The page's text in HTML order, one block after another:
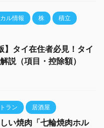
ル情報 株 積立
】タイ在住者必見！タイ
説（項目・控除額）
ラン 居酒屋
い焼肉「七輪焼肉ホル